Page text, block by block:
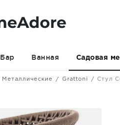
Бар Ванная Садовая
Металлические Grattoni Стул